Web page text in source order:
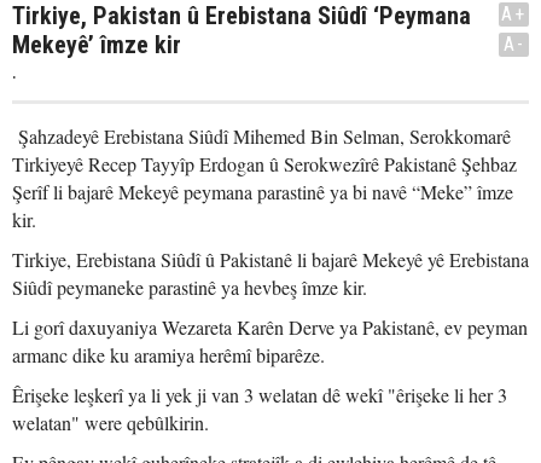
Tirkiye, Pakistan û Erebistana Siûdî ‘Peymana
Mekeyê’ îmze kir
.
A+
A-
Şahzadeyê Erebistana Siûdî Mihemed Bin Selman, Serokkomarê
Tirkiyeyê Recep Tayyîp Erdogan û Serokwezîrê Pakistanê Şehbaz
Şerîf li bajarê Mekeyê peymana parastinê ya bi navê “Meke” îmze
kir.
Tirkiye, Erebistana Siûdî û Pakistanê li bajarê Mekeyê yê Erebistana
Siûdî peymaneke parastinê ya hevbeş îmze kir.
Li gorî daxuyaniya Wezareta Karên Derve ya Pakistanê, ev peyman
armanc dike ku aramiya herêmî biparêze.
Êrişeke leşkerî ya li yek ji van 3 welatan dê wekî "êrişeke li her 3
welatan" were qebûlkirin.